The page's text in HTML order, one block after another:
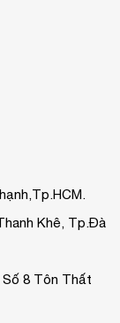
Khê, Tp.Đà
Số 8 Tôn Thất